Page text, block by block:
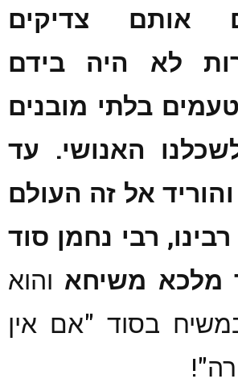
אותם צדיקים
לא היה בידם
בלתי מובנים
האנושי. עד
אל זה העולם
רבי נחמן סוד
מלכא משיחא והוא
בסוד "אם אין